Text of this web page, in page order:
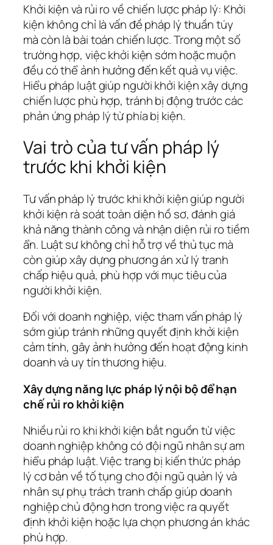
Khởi kiện và rủi ro về chiến lược pháp lý: Khởi
kiện không chỉ là vấn đề pháp lý thuần túy
mà còn là bài toán chiến lược. Trong một số
trường hợp, việc khởi kiện sớm hoặc muộn
đều có thể ảnh hưởng đến kết quả vụ việc.
Hiểu pháp luật giúp người khởi kiện xây dựng
chiến lược phù hợp, tránh bị động trước các
phản ứng pháp lý từ phía bị kiện.
Vai trò của tư vấn pháp lý
trước khi khởi kiện
Tư vấn pháp lý trước khi khởi kiện giúp người
khởi kiện rà soát toàn diện hồ sơ, đánh giá
khả năng thành công và nhận diện rủi ro tiềm
ẩn. Luật sư không chỉ hỗ trợ về thủ tục mà
còn giúp xây dựng phương án xử lý tranh
chấp hiệu quả, phù hợp với mục tiêu của
người khởi kiện.
Đối với doanh nghiệp, việc tham vấn pháp lý
sớm giúp tránh những quyết định khởi kiện
cảm tính, gây ảnh hưởng đến hoạt động kinh
doanh và uy tín thương hiệu.
Xây dựng năng lực pháp lý nội bộ để hạn
chế rủi ro khởi kiện
Nhiều rủi ro khi khởi kiện bắt nguồn từ việc
doanh nghiệp không có đội ngũ nhân sự am
hiểu pháp luật. Việc trang bị kiến thức pháp
lý cơ bản về tố tụng cho đội ngũ quản lý và
nhân sự phụ trách tranh chấp giúp doanh
nghiệp chủ động hơn trong việc ra quyết
định khởi kiện hoặc lựa chọn phương án khác
phù hợp.